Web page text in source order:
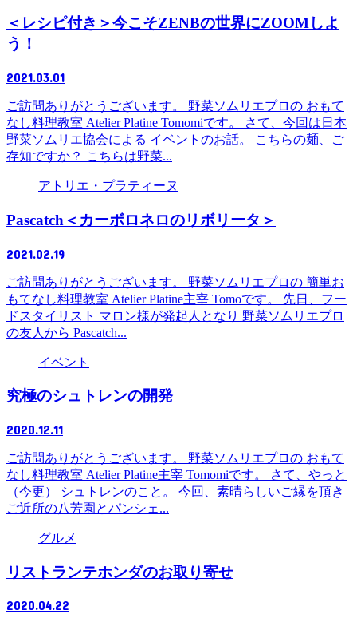
＜レシピ付き＞今こそZENBの世界にZOOMしよ
う！
2021.03.01
ご訪問ありがとうございます。 野菜ソムリエプロの おもて
なし料理教室 Atelier Platine Tomomiです。 さて、今回は日本
野菜ソムリエ協会による イベントのお話。 こちらの麺、ご
存知ですか？ こちらは野菜...
アトリエ・プラティーヌ
Pascatch＜カーボロネロのリボリータ＞
2021.02.19
ご訪問ありがとうございます。 野菜ソムリエプロの 簡単お
もてなし料理教室 Atelier Platine主宰 Tomoです。 先日、フー
ドスタイリスト マロン様が発起人となり 野菜ソムリエプロ
の友人から Pascatch...
イベント
究極のシュトレンの開発
2020.12.11
ご訪問ありがとうございます。 野菜ソムリエプロの おもて
なし料理教室 Atelier Platine主宰 Tomomiです。 さて、やっと
（今更） シュトレンのこと。 今回、素晴らしいご縁を頂き
ご近所の八芳園とパンシェ...
グルメ
リストランテホンダのお取り寄せ
2020.04.22